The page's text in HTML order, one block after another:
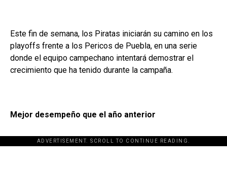
Este fin de semana, los Piratas iniciarán su camino en los
playoffs frente a los Pericos de Puebla, en una serie
donde el equipo campechano intentará demostrar el
crecimiento que ha tenido durante la campaña.
Mejor desempeño que el año anterior
ADVERTISEMENT. SCROLL TO CONTINUE READING.